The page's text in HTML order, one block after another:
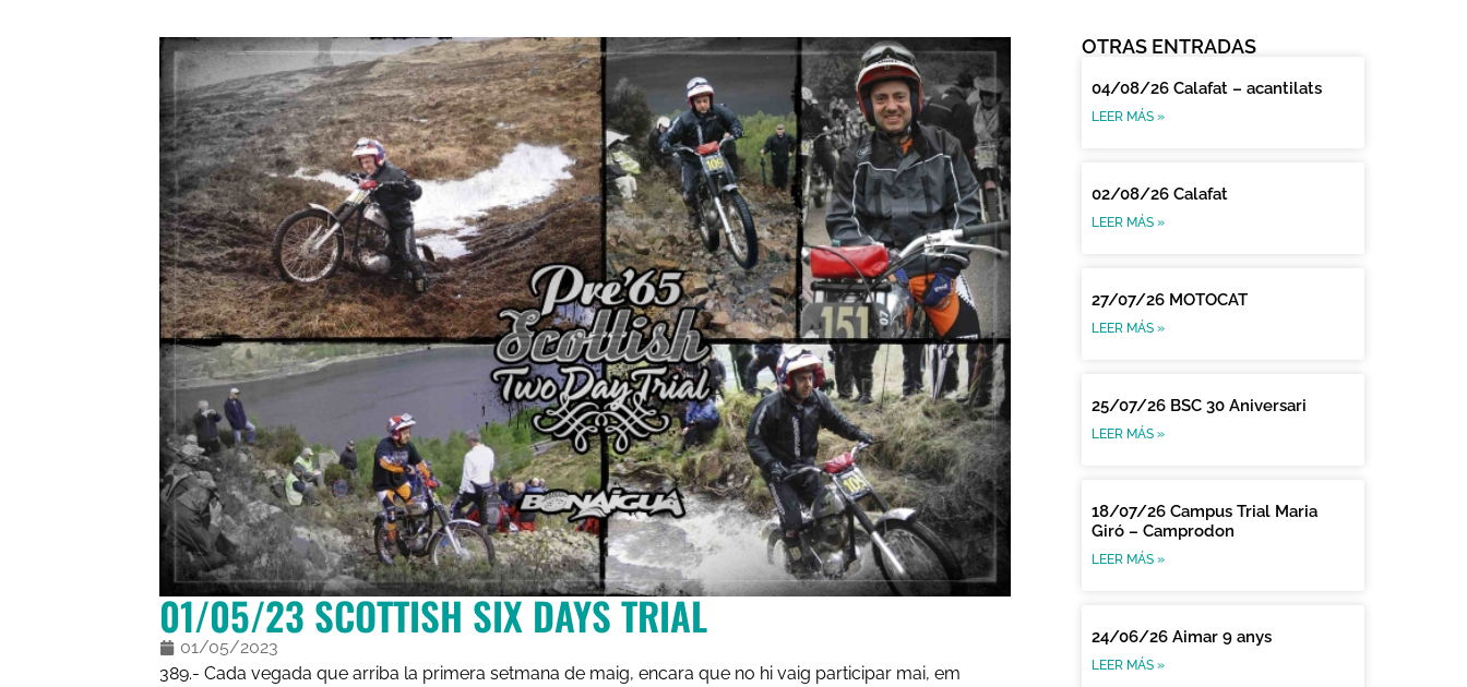
01/05/23 SCOTTISH SIX DAYS TRIAL
01/05/2023
389.- Cada vegada que arriba la primera setmana de maig, encara que no hi vaig participar mai, em
OTRAS ENTRADAS
04/08/26 Calafat – acantilats
LEER MÁS »
02/08/26 Calafat
LEER MÁS »
27/07/26 MOTOCAT
LEER MÁS »
25/07/26 BSC 30 Aniversari
LEER MÁS »
18/07/26 Campus Trial Maria
Giró – Camprodon
LEER MÁS »
24/06/26 Aimar 9 anys
LEER MÁS »